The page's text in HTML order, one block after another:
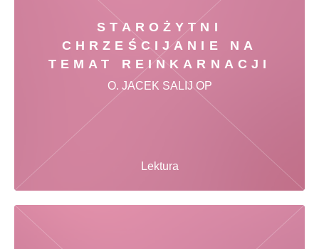
STAROŻYTNI
CHRZEŚCIJANIE NA
TEMAT REINKARNACJI
Lektura
O. JACEK SALIJ OP